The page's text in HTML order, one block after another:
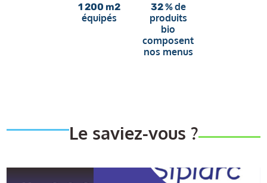
1 200 m2
équipés
32 %de
produits
bio
composent
nos menus
Le saviez-vous ?